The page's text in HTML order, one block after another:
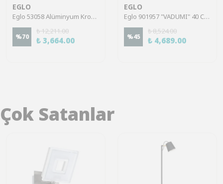
EGLO
Eglo 53058 Alüminyum Krom Ayna Ve Tablo Üzeri Aydınlatması
%70
₺ 12,211.00
₺ 3,664.00
EGLO
Eglo 901957 "VADUMI" 40 Cm Uzunluğunda Siyah Plastik Duvar Aplik Ip44
%45
₺ 8,524.00
₺ 4,689.00
Çok Satanlar